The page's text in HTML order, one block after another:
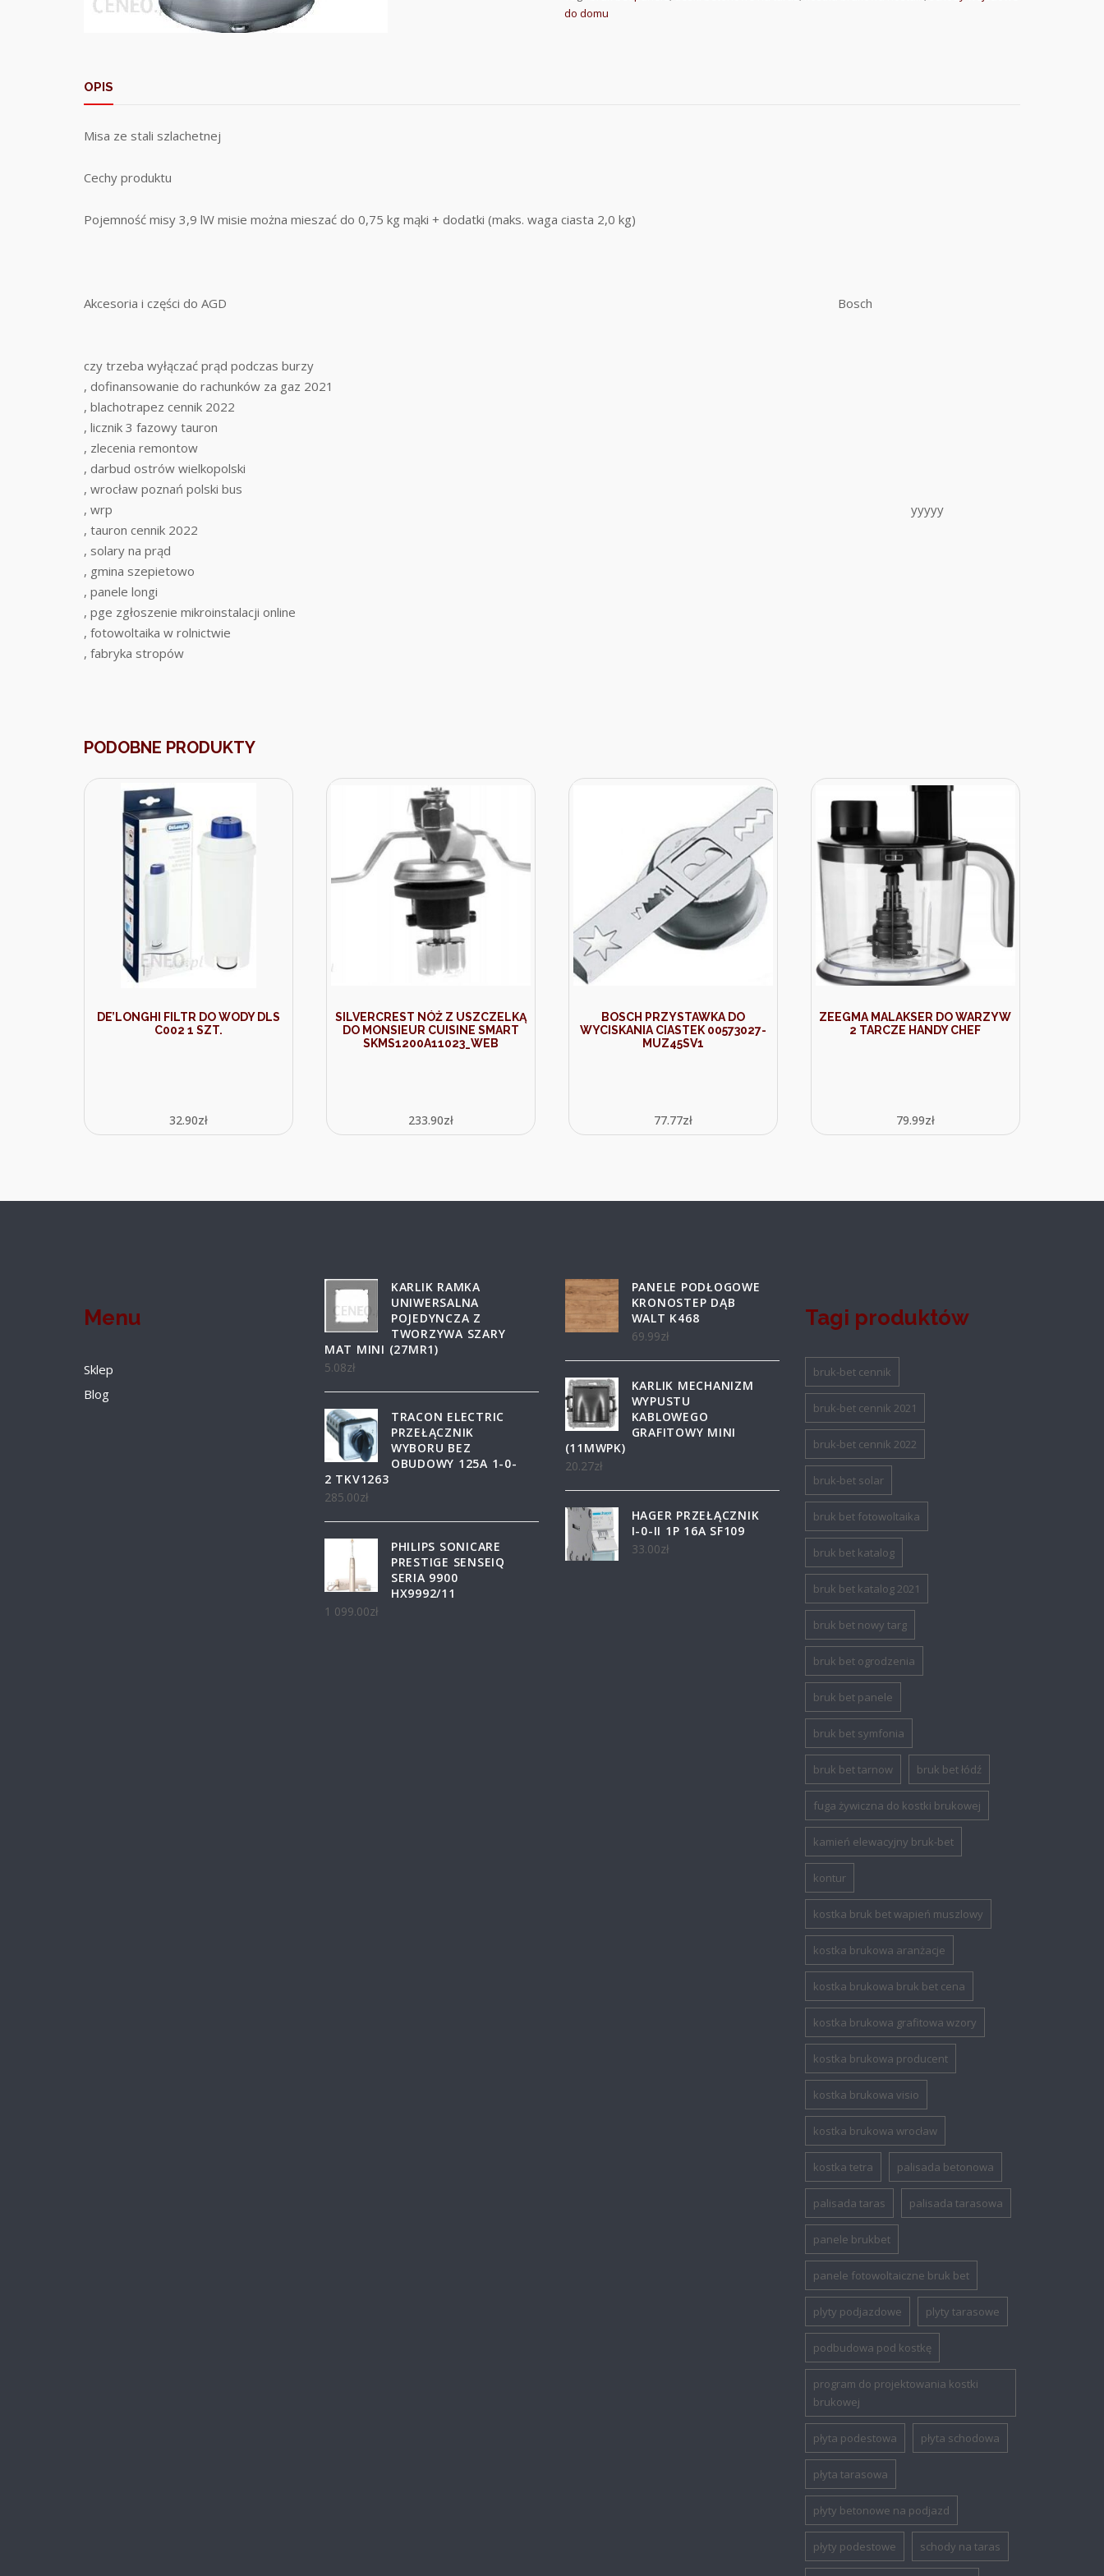
do domu
OPIS
Misa ze stali szlachetnej
Cechy produktu
Pojemność misy 3,9 lW misie można mieszać do 0,75 kg mąki + dodatki (maks. waga ciasta 2,0 kg)
Akcesoria i części do AGD Bosch
czy trzeba wyłączać prąd podczas burzy
, dofinansowanie do rachunków za gaz 2021
, blachotrapez cennik 2022
, licznik 3 fazowy tauron
, zlecenia remontow
, darbud ostrów wielkopolski
, wrocław poznań polski bus
, wrp
, tauron cennik 2022
, solary na prąd
, gmina szepietowo
, panele longi
, pge zgłoszenie mikroinstalacji online
, fotowoltaika w rolnictwie
, fabryka stropów
yyyyy
PODOBNE PRODUKTY
DE’LONGHI FILTR DO WODY DLS
C002 1 SZT.
32.90zł
SILVERCREST NÓŻ Z USZCZELKĄ
DO MONSIEUR CUISINE SMART
SKMS1200A11023_WEB
233.90zł
BOSCH PRZYSTAWKA DO
WYCISKANIA CIASTEK 00573027-
MUZ45SV1
77.77zł
ZEEGMA MALAKSER DO WARZYW
2 TARCZE HANDY CHEF
79.99zł
Menu
Sklep
Blog
KARLIK RAMKA
UNIWERSALNA
POJEDYNCZA Z
TWORZYWA SZARY
MAT MINI (27MR1)
5.08zł
TRACON ELECTRIC
PRZEŁĄCZNIK
WYBORU BEZ
OBUDOWY 125A 1-0-
2 TKV1263
285.00zł
PHILIPS SONICARE
PRESTIGE SENSEIQ
SERIA 9900
HX9992/11
1 099.00zł
PANELE PODŁOGOWE
KRONOSTEP DĄB
WALT K468
69.99zł
KARLIK MECHANIZM
WYPUSTU
KABLOWEGO
GRAFITOWY MINI
(11MWPK)
20.27zł
HAGER PRZEŁĄCZNIK
I-0-II 1P 16A SF109
33.00zł
Tagi produktów
bruk-bet cennik
bruk-bet cennik 2021
bruk-bet cennik 2022
bruk-bet solar
bruk bet fotowoltaika
bruk bet katalog
bruk bet katalog 2021
bruk bet nowy targ
bruk bet ogrodzenia
bruk bet panele
bruk bet symfonia
bruk bet tarnow bruk bet łódź
fuga żywiczna do kostki brukowej
kamień elewacyjny bruk-bet
kontur
kostka bruk bet wapień muszlowy
kostka brukowa aranżacje
kostka brukowa bruk bet cena
kostka brukowa grafitowa wzory
kostka brukowa producent
kostka brukowa visio
kostka brukowa wrocław
kostka tetra palisada betonowa
palisada taras palisada tarasowa
panele brukbet
panele fotowoltaiczne bruk bet
plyty podjazdowe plyty tarasowe
podbudowa pod kostkę
program do projektowania kostki
brukowej
płyta podestowa płyta schodowa
płyta tarasowa
płyty betonowe na podjazd
płyty podestowe schody na taras